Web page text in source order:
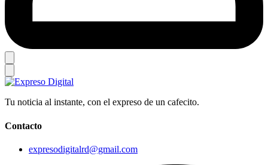
Tu noticia al instante, con el expreso de un cafecito.
Contacto
expresodigitalrd@gmail.com